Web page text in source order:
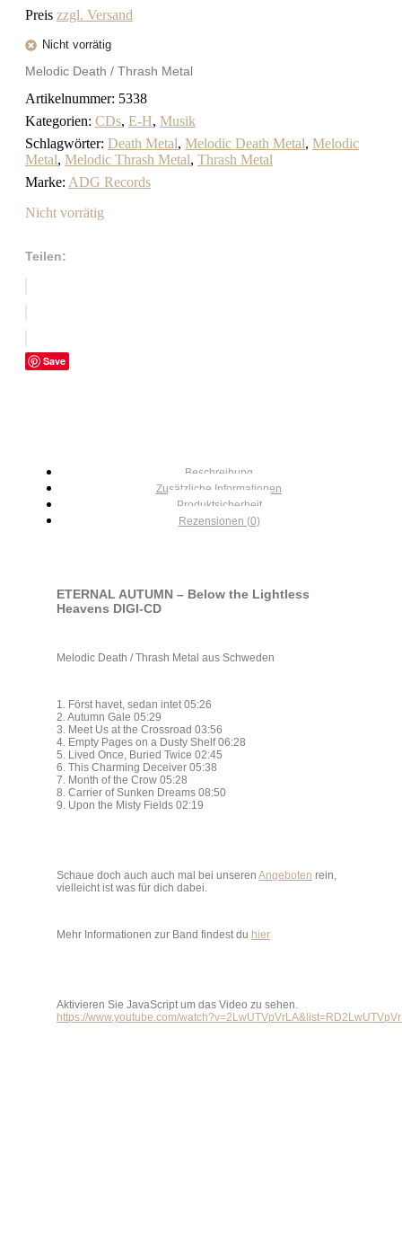
Preis zzgl. Versand
Nicht vorrätig
Melodic Death / Thrash Metal
Artikelnummer: 5338
Kategorien: CDs, E-H, Musik
Schlagwörter: Death Metal, Melodic Death Metal, Melodic
Metal, Melodic Thrash Metal, Thrash Metal
Marke: ADG Records
Nicht vorrätig
Teilen:
Save
Beschreibung
Zusätzliche Informationen
Produktsicherheit
Rezensionen (0)
ETERNAL AUTUMN – Below the Lightless
Heavens DIGI-CD
Melodic Death / Thrash Metal aus Schweden
1. Först havet, sedan intet 05:26
2. Autumn Gale 05:29
3. Meet Us at the Crossroad 03:56
4. Empty Pages on a Dusty Shelf 06:28
5. Lived Once, Buried Twice 02:45
6. This Charming Deceiver 05:38
7. Month of the Crow 05:28
8. Carrier of Sunken Dreams 08:50
9. Upon the Misty Fields 02:19
Schaue doch auch auch mal bei unseren Angeboten rein,
vielleicht ist was für dich dabei.
Mehr Informationen zur Band findest du hier
Aktivieren Sie JavaScript um das Video zu sehen.
https://www.youtube.com/